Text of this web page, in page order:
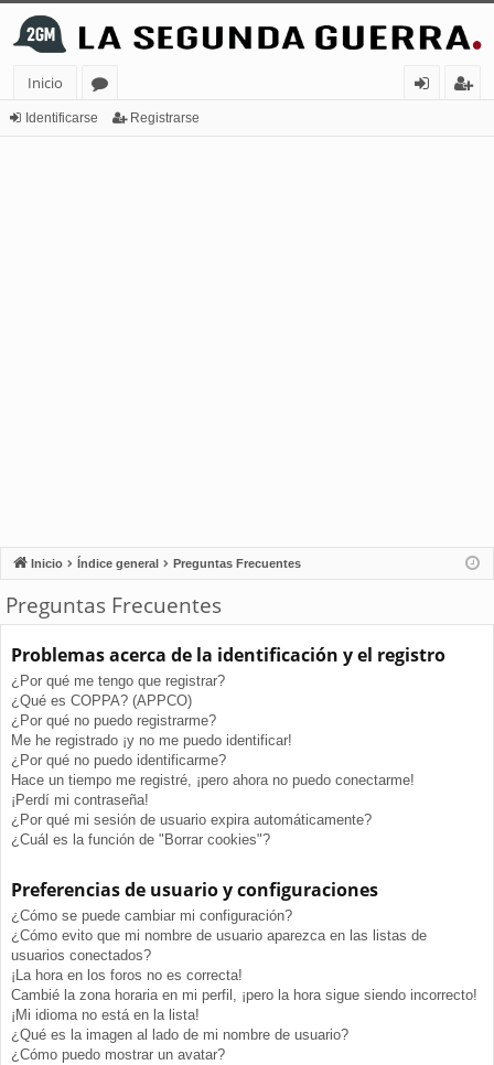
Inicio
or
Identificarse Registrarse
Inicio Índice general Preguntas Frecuentes
Preguntas Frecuentes
Problemas acerca de la identificación y el registro
¿Por qué me tengo que registrar?
¿Qué es COPPA? (APPCO)
¿Por qué no puedo registrarme?
Me he registrado ¡y no me puedo identificar!
¿Por qué no puedo identificarme?
Hace un tiempo me registré, ¡pero ahora no puedo conectarme!
¡Perdí mi contraseña!
¿Por qué mi sesión de usuario expira automáticamente?
¿Cuál es la función de "Borrar cookies"?
Preferencias de usuario y configuraciones
¿Cómo se puede cambiar mi configuración?
¿Cómo evito que mi nombre de usuario aparezca en las listas de
usuarios conectados?
¡La hora en los foros no es correcta!
Cambié la zona horaria en mi perfil, ¡pero la hora sigue siendo incorrecto!
¡Mi idioma no está en la lista!
¿Qué es la imagen al lado de mi nombre de usuario?
¿Cómo puedo mostrar un avatar?